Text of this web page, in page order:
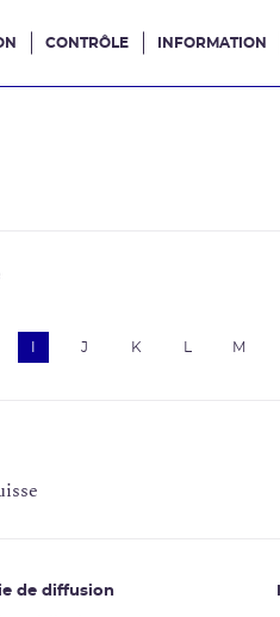
siteCONTRÔLE INFORMATION
J K M
de diffusion